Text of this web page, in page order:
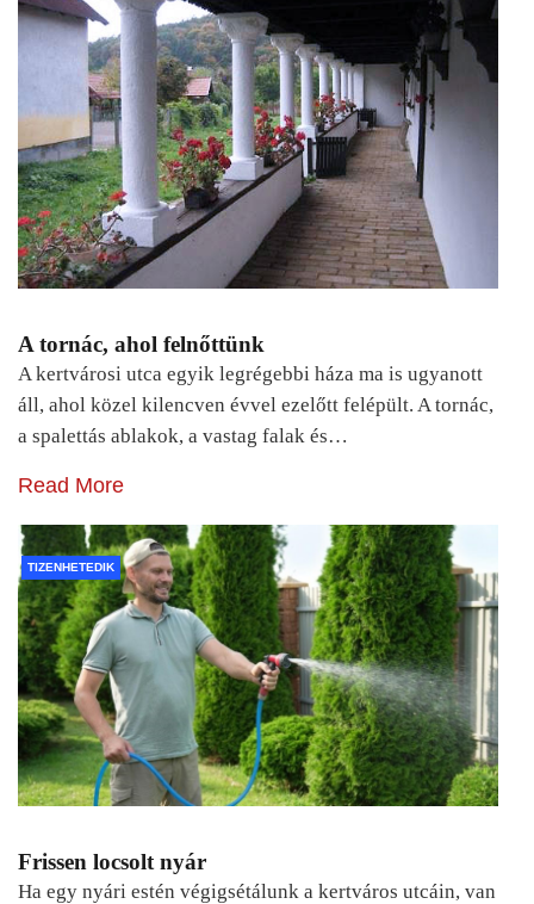
A tornác, ahol felnőttünk
A kertvárosi utca egyik legrégebbi háza ma is ugyanott
áll, ahol közel kilencven évvel ezelőtt felépült. A tornác,
a spalettás ablakok, a vastag falak és…
Read More
TIZENHETEDIK
Frissen locsolt nyár
Ha egy nyári estén végigsétálunk a kertváros utcáin, van